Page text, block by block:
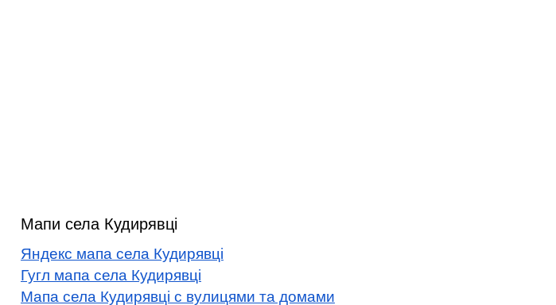
Мапи села Кудирявці
Яндекс мапа села Кудирявці
Гугл мапа села Кудирявці
Мапа села Кудирявці с вулицями та домами